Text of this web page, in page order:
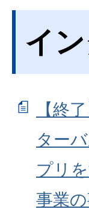
イ
【終
ター
プリ
事業